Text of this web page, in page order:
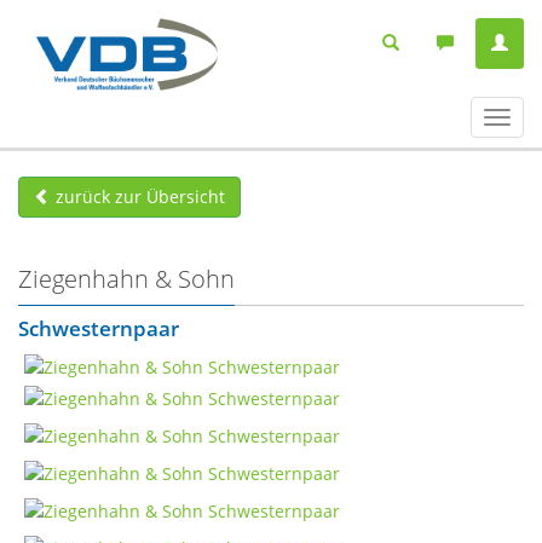
ein-/
zurück zur Übersicht
Ziegenhahn & Sohn
Schwesternpaar